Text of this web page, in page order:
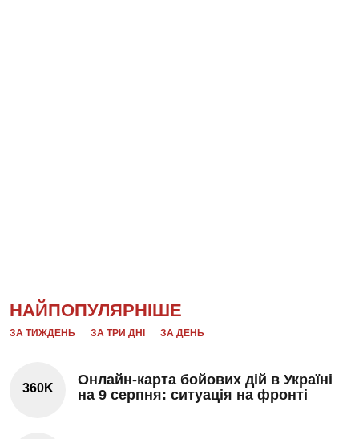
НАЙПОПУЛЯРНІШЕ
ЗА ТИЖДЕНЬ ЗА ТРИ ДНІ ЗА ДЕНЬ
360K
Онлайн-карта бойових дій в Україні
на 9 серпня: ситуація на фронті